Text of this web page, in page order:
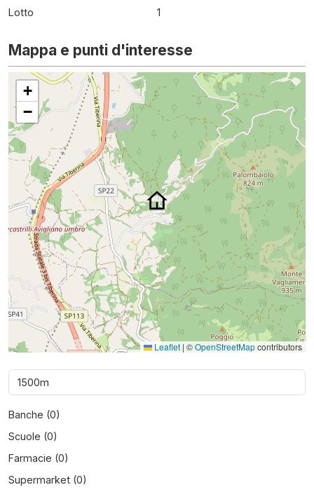
Lotto 1
Mappa e punti d'interesse
+
−
Leaflet | ©OpenStreetMapcontributors
Banche (0)
Scuole (0)
Farmacie (0)
Supermarket (0)